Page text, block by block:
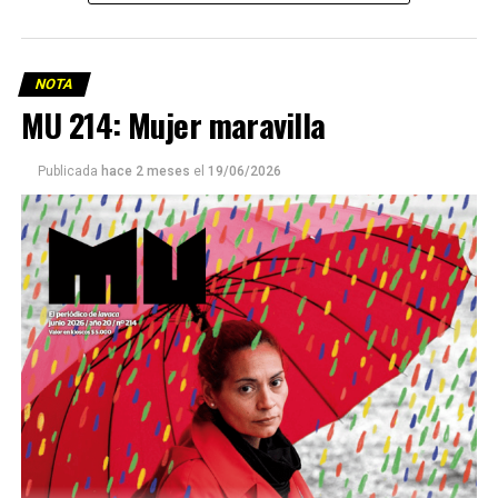
Este número 215 de MU ☝️viene con doble tapa, que
podría ser una frase:
Sin chamuyo, a remarla.
Descargar la Mu en PDF
NOTA
MU 214: Mujer maravilla
Publicada hace 2 meses el 19/06/2026